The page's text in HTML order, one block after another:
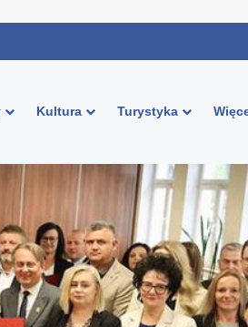
Kultura Turystyka